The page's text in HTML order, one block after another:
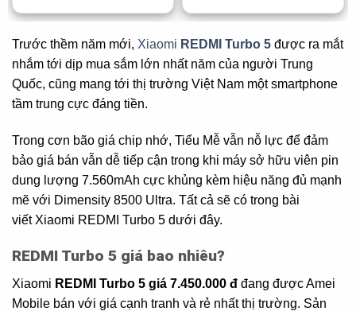
Trước thềm năm mới, Xiaomi REDMI Turbo 5 được ra mắt
nhắm tới dịp mua sắm lớn nhất năm của người Trung
Quốc, cũng mang tới thị trường Việt Nam một smartphone
tầm trung cực đáng tiền.
Trong cơn bão giá chip nhớ, Tiểu Mễ vẫn nỗ lực để đảm
bảo giá bán vẫn dễ tiếp cận trong khi máy sở hữu viên pin
dung lượng 7.560mAh cực khủng kèm hiệu năng đủ mạnh
mẽ với Dimensity 8500 Ultra. Tất cả sẽ có trong bài
viết Xiaomi REDMI Turbo 5 dưới đây.
REDMI Turbo 5 giá bao nhiêu?
Xiaomi REDMI Turbo 5 giá 7.450.000 đ đang được Amei
Mobile bán với giá cạnh tranh và rẻ nhất thị trường. Sản